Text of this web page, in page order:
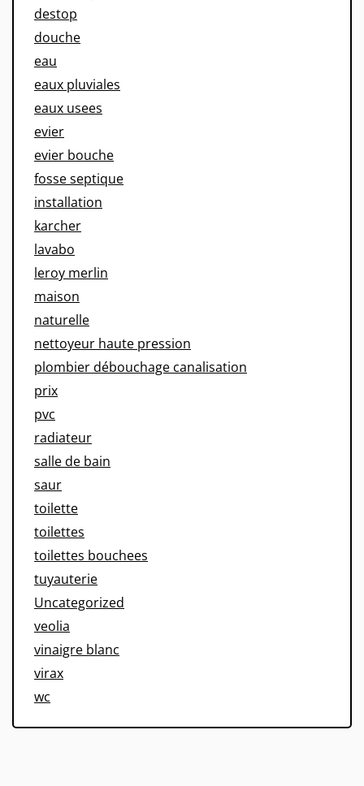
destop
douche
eau
eaux pluviales
eaux usees
evier
evier bouche
fosse septique
installation
karcher
lavabo
leroy merlin
maison
naturelle
nettoyeur haute pression
plombier débouchage canalisation
prix
pvc
radiateur
salle de bain
saur
toilette
toilettes
toilettes bouchees
tuyauterie
Uncategorized
veolia
vinaigre blanc
virax
wc